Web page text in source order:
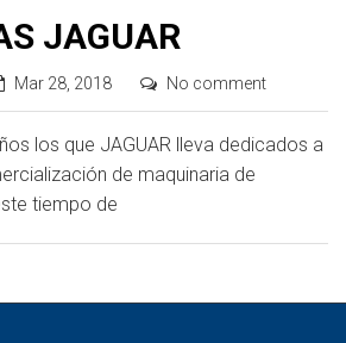
JAGUAR
Mar 28, 2018 No comment
los que JAGUAR lleva dedicados a
de maquinaria de
tiempo de